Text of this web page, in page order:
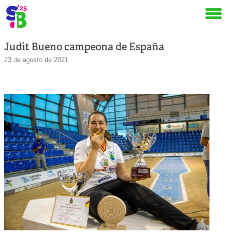
Judit Bueno campeona de España
23 de agosto de 2021